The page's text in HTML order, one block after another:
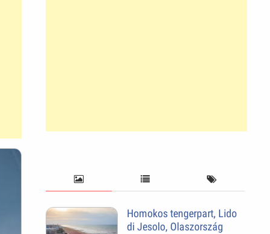
Homokos tengerpart, Lido
di Jesolo, Olaszország